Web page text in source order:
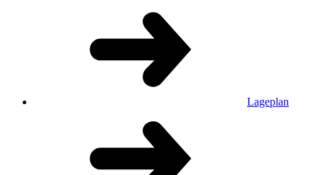
Lageplan